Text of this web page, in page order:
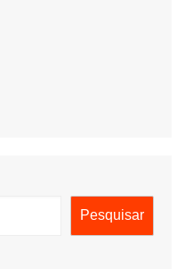
Pesquisar